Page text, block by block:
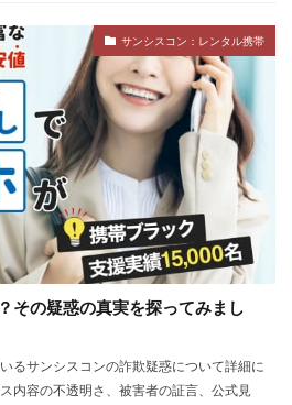
サンシスコン：レンタル携帯
その疑惑の真実を探ってみまし
るサンシスコンの詐欺疑惑について詳細に
内容の不透明さ、被害者の証言、公式見